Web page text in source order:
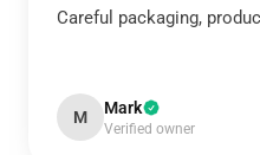
Careful packaging,
M Mark
Verified owner